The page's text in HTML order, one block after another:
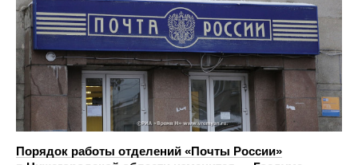
Порядок работы отделений «Почты России»